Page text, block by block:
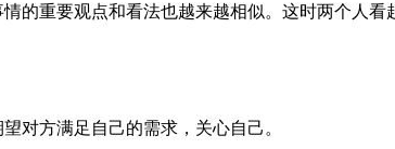
重要观点和看法也越来越相似。这时两个人看
方满足自己的需求，关心自己。